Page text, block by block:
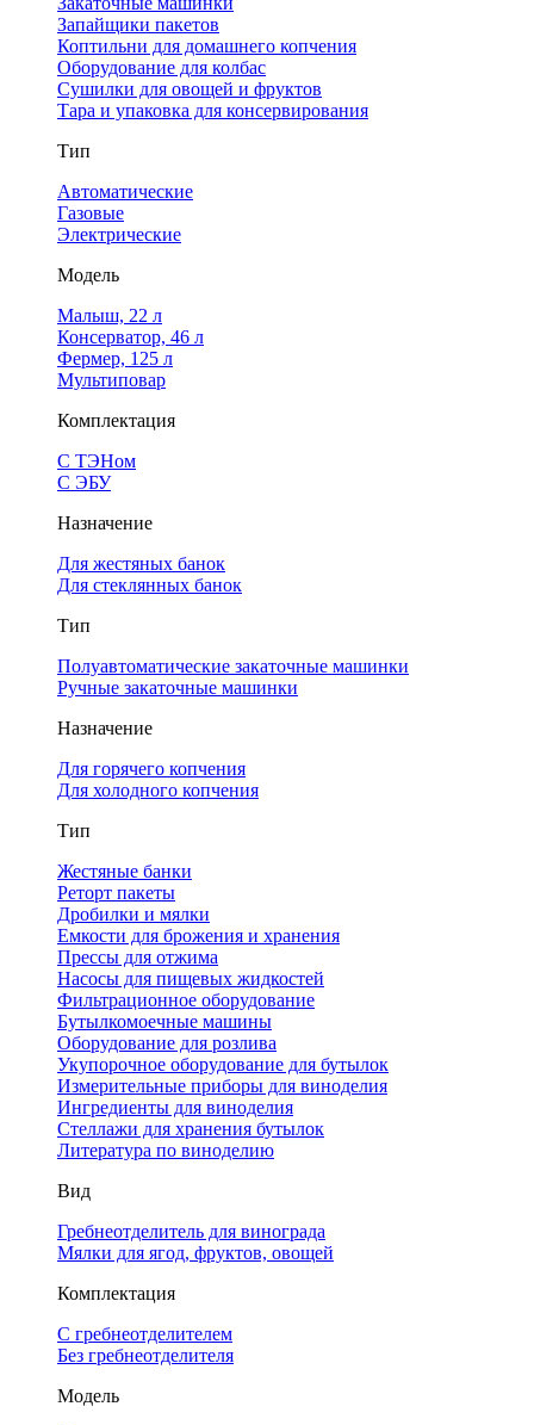
Запайщики пакетов
Коптильни для домашнего копчения
Оборудование для колбас
Сушилки для овощей и фруктов
Тара и упаковка для консервирования
Тип
Автоматические
Газовые
Электрические
Модель
Малыш, 22 л
Консерватор, 46 л
Фермер, 125 л
Мультиповар
Комплектация
С ТЭНом
С ЭБУ
Назначение
Для жестяных банок
Для стеклянных банок
Тип
Полуавтоматические закаточные машинки
Ручные закаточные машинки
Назначение
Для горячего копчения
Для холодного копчения
Тип
Жестяные банки
Реторт пакеты
Дробилки и мялки
Емкости для брожения и хранения
Прессы для отжима
Насосы для пищевых жидкостей
Фильтрационное оборудование
Бутылкомоечные машины
Оборудование для розлива
Укупорочное оборудование для бутылок
Измерительные приборы для виноделия
Ингредиенты для виноделия
Стеллажи для хранения бутылок
Литература по виноделию
Вид
Гребнеотделитель для винограда
Мялки для ягод, фруктов, овощей
Комплектация
С гребнеотделителем
Без гребнеотделителя
Модель